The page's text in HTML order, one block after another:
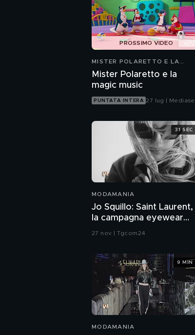
PROSSIMO VIDEO
MISTER POLARETTO E LA
Mister Polaretto e la
magic music
PUNTATA INTERA 27 lug | Mediaset
MODAMANIA
Jo Squillo: Saint Laurent,
la campagna eyewear
Fall-Winter 2025
27 nov | Tgcom24
31 SEC
MODAMANIA
9 MIN